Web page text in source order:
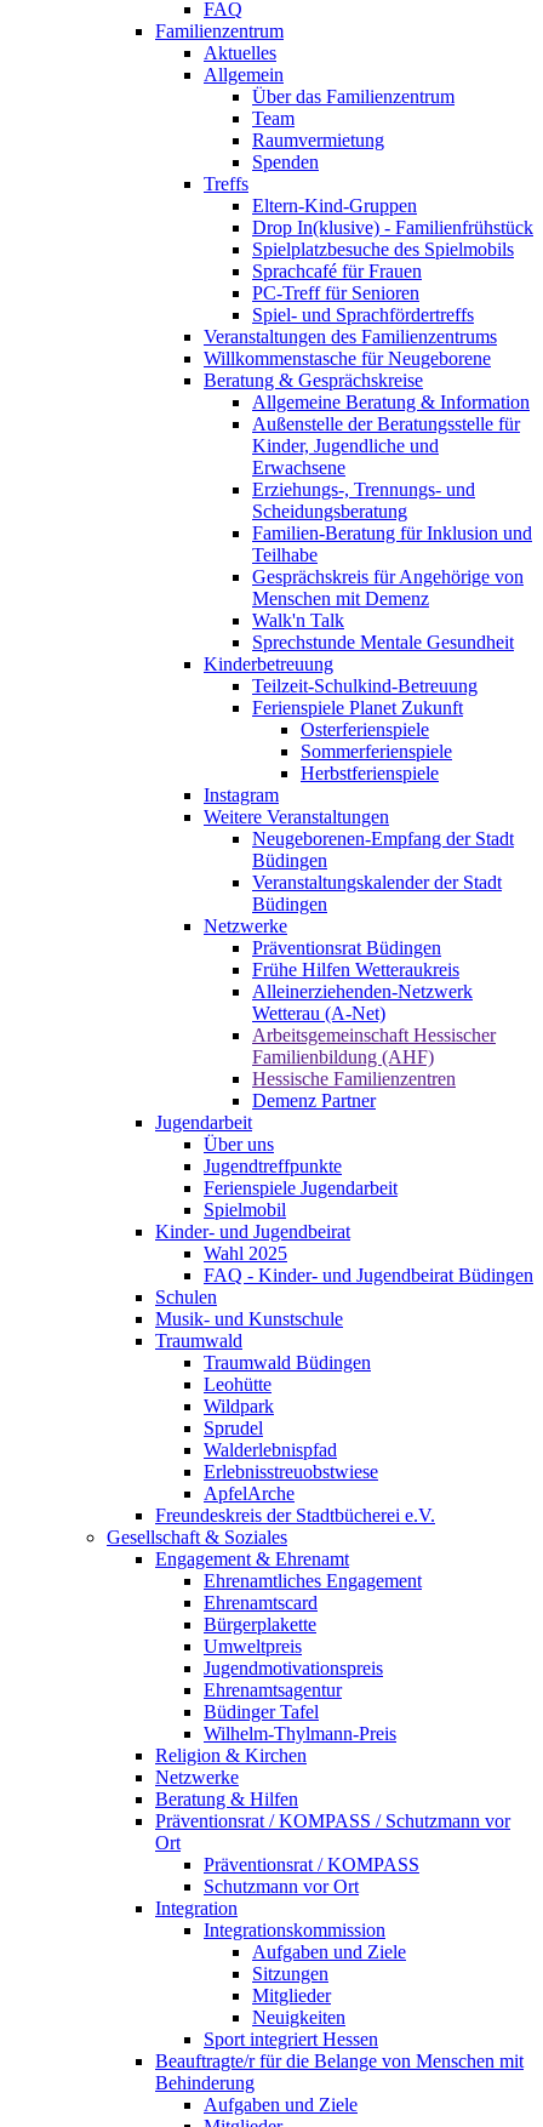
FAQ
Familienzentrum
Aktuelles
Allgemein
Über das Familienzentrum
Team
Raumvermietung
Spenden
Treffs
Eltern-Kind-Gruppen
Drop In(klusive) - Familienfrühstück
Spielplatzbesuche des Spielmobils
Sprachcafé für Frauen
PC-Treff für Senioren
Spiel- und Sprachfördertreffs
Veranstaltungen des Familienzentrums
Willkommenstasche für Neugeborene
Beratung & Gesprächskreise
Allgemeine Beratung & Information
Außenstelle der Beratungsstelle für
Kinder, Jugendliche und
Erwachsene
Erziehungs-, Trennungs- und
Scheidungsberatung
Familien-Beratung für Inklusion und
Teilhabe
Gesprächskreis für Angehörige von
Menschen mit Demenz
Walk'n Talk
Sprechstunde Mentale Gesundheit
Kinderbetreuung
Teilzeit-Schulkind-Betreuung
Ferienspiele Planet Zukunft
Osterferienspiele
Sommerferienspiele
Herbstferienspiele
Instagram
Weitere Veranstaltungen
Neugeborenen-Empfang der Stadt
Büdingen
Veranstaltungskalender der Stadt
Büdingen
Netzwerke
Präventionsrat Büdingen
Frühe Hilfen Wetteraukreis
Alleinerziehenden-Netzwerk
Wetterau (A-Net)
Arbeitsgemeinschaft Hessischer
Familienbildung (AHF)
Hessische Familienzentren
Demenz Partner
Jugendarbeit
Über uns
Jugendtreffpunkte
Ferienspiele Jugendarbeit
Spielmobil
Kinder- und Jugendbeirat
Wahl 2025
FAQ - Kinder- und Jugendbeirat Büdingen
Schulen
Musik- und Kunstschule
Traumwald
Traumwald Büdingen
Leohütte
Wildpark
Sprudel
Walderlebnispfad
Erlebnisstreuobstwiese
ApfelArche
Freundeskreis der Stadtbücherei e.V.
Gesellschaft & Soziales
Engagement & Ehrenamt
Ehrenamtliches Engagement
Ehrenamtscard
Bürgerplakette
Umweltpreis
Jugendmotivationspreis
Ehrenamtsagentur
Büdinger Tafel
Wilhelm-Thylmann-Preis
Religion & Kirchen
Netzwerke
Beratung & Hilfen
Präventionsrat / KOMPASS / Schutzmann vor
Ort
Präventionsrat / KOMPASS
Schutzmann vor Ort
Integration
Integrationskommission
Aufgaben und Ziele
Sitzungen
Mitglieder
Neuigkeiten
Sport integriert Hessen
Beauftragte/r für die Belange von Menschen mit
Behinderung
Aufgaben und Ziele